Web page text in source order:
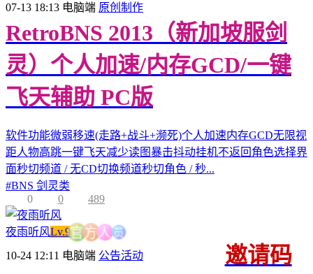
07-13 18:13 电脑端 原创制作
RetroBNS 2013（新加坡服剑
灵）个人加速/内存GCD/一键
飞天辅助 PC版
软件功能微弱移速(走路+战斗+濒死)个人加速内存GCD无限视
距人物高跳一键飞天减少读图暴击抖动挂机不返回角色选择界
面秒切频道 / 无CD切换频道秒切角色 / 秒...
#BNS 剑灵类
0
0 489
夜雨听风Lv.9官 方 人员
10-24 12:11 电脑端 公告活动
邀请码